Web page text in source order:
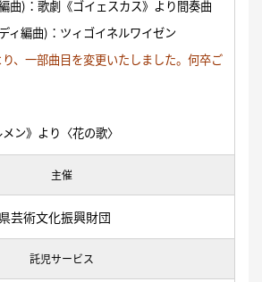
曲)：歌劇《ゴイェスカス》より間奏曲
ィ編曲)：ツィゴイネルワイゼン
、一部曲目を変更いたしました。何卒ご
ン》より〈花の歌〉
主催
芸術文化振興財団
託児サービス